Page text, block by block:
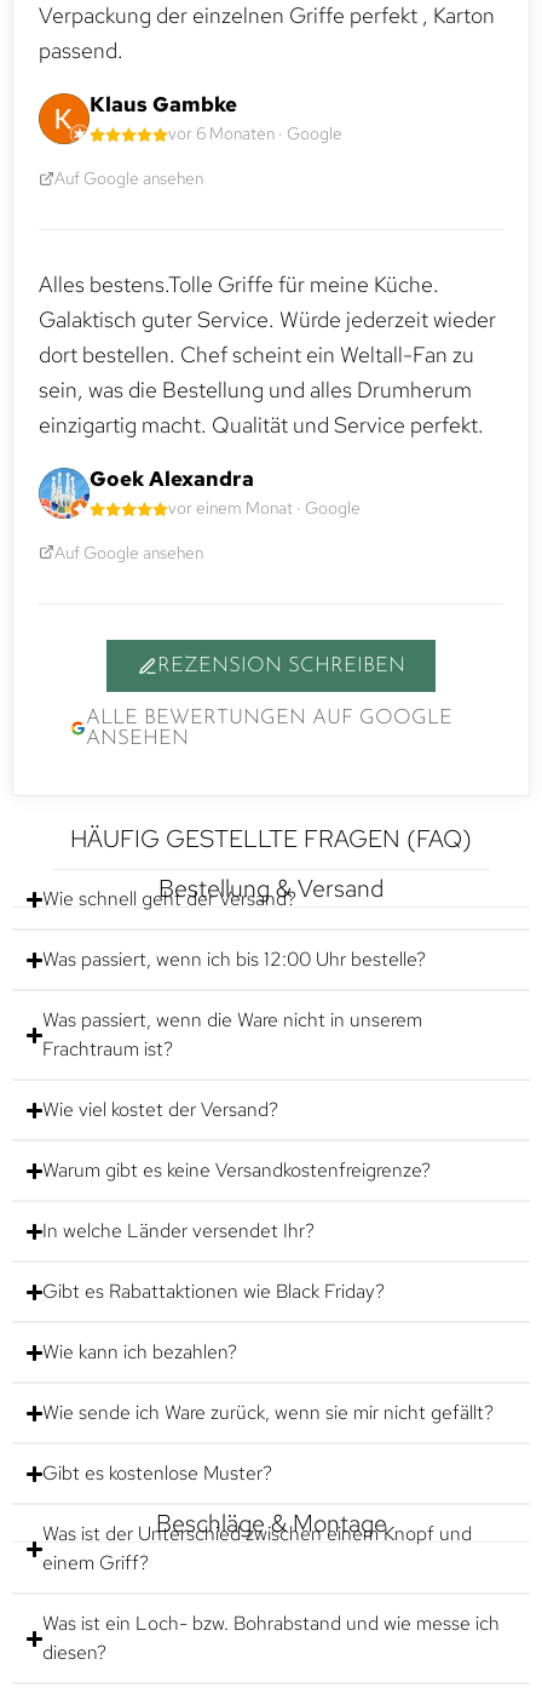
Verpackung der einzelnen Griffe perfekt , Karton
passend.
Klaus Gambke
vor 6 Monaten · Google
Auf Google ansehen
Alles bestens.Tolle Griffe für meine Küche.
Galaktisch guter Service. Würde jederzeit wieder
dort bestellen. Chef scheint ein Weltall-Fan zu
sein, was die Bestellung und alles Drumherum
einzigartig macht. Qualität und Service perfekt.
Goek Alexandra
vor einem Monat · Google
Auf Google ansehen
REZENSION SCHREIBEN
ALLE BEWERTUNGEN AUF GOOGLE
ANSEHEN
HÄUFIG GESTELLTE FRAGEN (FAQ)
Bestellung & Versand
Wie schnell geht der Versand?
Was passiert, wenn ich bis 12:00 Uhr bestelle?
Was passiert, wenn die Ware nicht in unserem
Frachtraum ist?
Wie viel kostet der Versand?
Warum gibt es keine Versandkostenfreigrenze?
In welche Länder versendet Ihr?
Gibt es Rabattaktionen wie Black Friday?
Wie kann ich bezahlen?
Wie sende ich Ware zurück, wenn sie mir nicht gefällt?
Gibt es kostenlose Muster?
Beschläge & Montage
Was ist der Unterschied zwischen einem Knopf und
einem Griff?
Was ist ein Loch- bzw. Bohrabstand und wie messe ich
diesen?